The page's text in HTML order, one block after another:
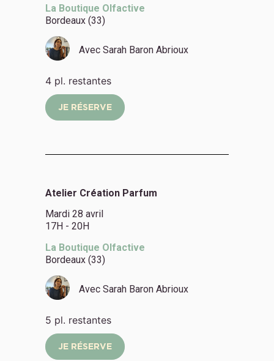
La Boutique Olfactive
Bordeaux (33)
Avec Sarah Baron Abrioux
4 pl. restantes
JE RÉSERVE
Atelier Création Parfum
Mardi 28 avril
17H - 20H
La Boutique Olfactive
Bordeaux (33)
Avec Sarah Baron Abrioux
5 pl. restantes
JE RÉSERVE